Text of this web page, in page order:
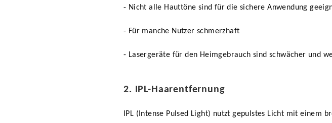
- Nicht alle Hauttöne sind für die sichere Anwendung
- Für manche Nutzer schmerzhaft
- Lasergeräte für den Heimgebrauch sind schwächer und
2. IPL-Haarentfernung
IPL (Intense Pulsed Light) nutzt gepulstes Licht mit einem